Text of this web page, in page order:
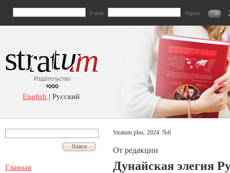
E-mail Пароль
English | Русский
Главная
Stratum plus. 2024. №6
От редакции
Дунайская элегия